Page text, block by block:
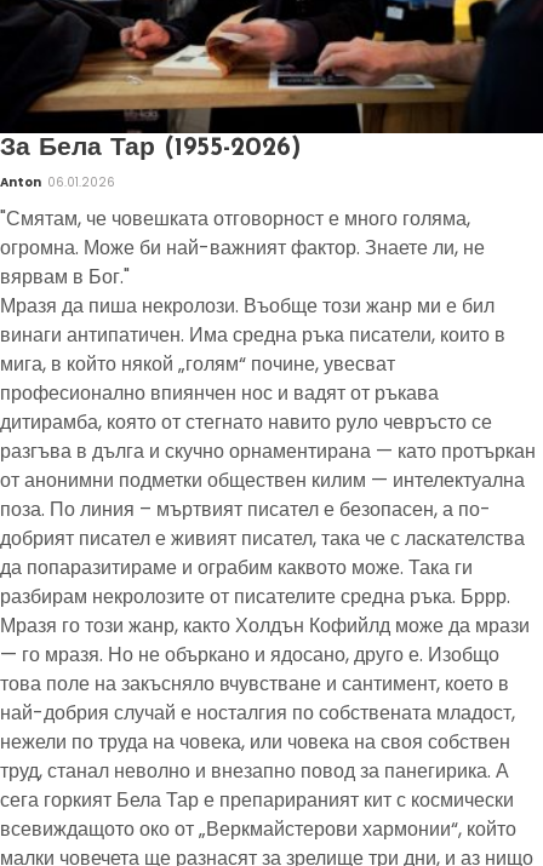
За Бела Тар (1955-2026)
Anton 06.01.2026
"Смятам, че човешката отговорност е много голяма,
огромна. Може би най-важният фактор. Знаете ли, не
вярвам в Бог."
Мразя да пиша некролози. Въобще този жанр ми е бил
винаги антипатичен. Има средна ръка писатели, които в
мига, в който някой „голям“ почине, увесват
професионално впиянчен нос и вадят от ръкава
дитирамба, която от стегнато навито руло чевръсто се
разгъва в дълга и скучно орнаментирана — като протъркан
от анонимни подметки обществен килим — интелектуална
поза. По линия – мъртвият писател е безопасен, а по-
добрият писател е живият писател, така че с ласкателства
да попаразитираме и ограбим каквото може. Така ги
разбирам некролозите от писателите средна ръка. Бррр.
Мразя го този жанр, както Холдън Кофийлд може да мрази
— го мразя. Но не объркано и ядосано, друго е. Изобщо
това поле на закъсняло вчувстване и сантимент, което в
най-добрия случай е носталгия по собствената младост,
нежели по труда на човека, или човека на своя собствен
труд, станал неволно и внезапно повод за панегирика. А
сега горкият Бела Тар е препарираният кит с космически
всевиждащото око от „Веркмайстерови хармонии“, който
малки човечета ще разнасят за зрелище три дни, и аз нищо